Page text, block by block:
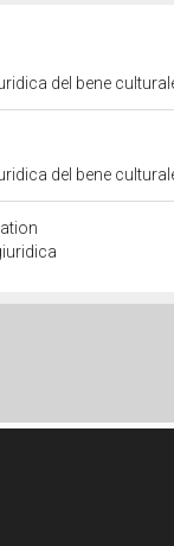
del bene
del bene